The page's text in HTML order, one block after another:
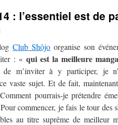
: l’essentiel est de
Club Shôjo organise son
: « qui est la meilleure
de m’inviter à y participer, je
vaste sujet. Et de fait,
pourrais-je prétendre
commencer, je fais le tour
au titre suprême de meilleur